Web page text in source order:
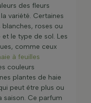
des fleurs
variété. Certaines
roses ou
le type de sol. Les
comme ceux
à feuilles
couleurs
plantes de haie
peut être plus ou
saison. Ce parfum